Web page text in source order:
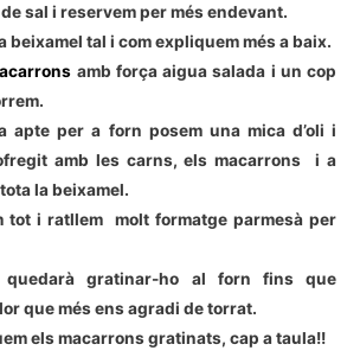
sal i reservem per més endevant.
beixamel tal i com expliquem més a baix.
amb força aigua salada i un cop
apte per a forn posem una mica d’oli i
amb les carns, els macarrons i a
la beixamel.
tot i ratllem molt formatge parmesà per
quedarà gratinar-ho al forn fins que
que més ens agradi de torrat.
els macarrons gratinats, cap a taula!!